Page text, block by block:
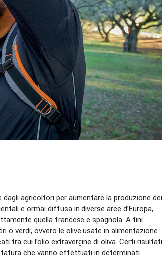
agricoltori per aumentare la produzione dei
e ormai diffusa in diverse aree d’Europa,
quella francese e spagnola. A fini
o verdi, ovvero le olive usate in alimentazione
tra cui l’olio extravergine di oliva. Certi risultati
che vanno effettuati in determinati